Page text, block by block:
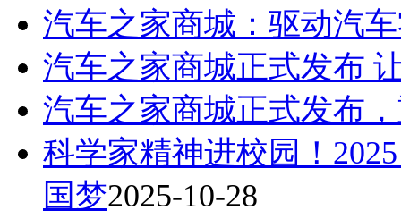
汽车之家商城：驱动汽
汽车之家商城正式发布
汽车之家商城正式发布
科学家精神进校园！
国梦2025-10-28